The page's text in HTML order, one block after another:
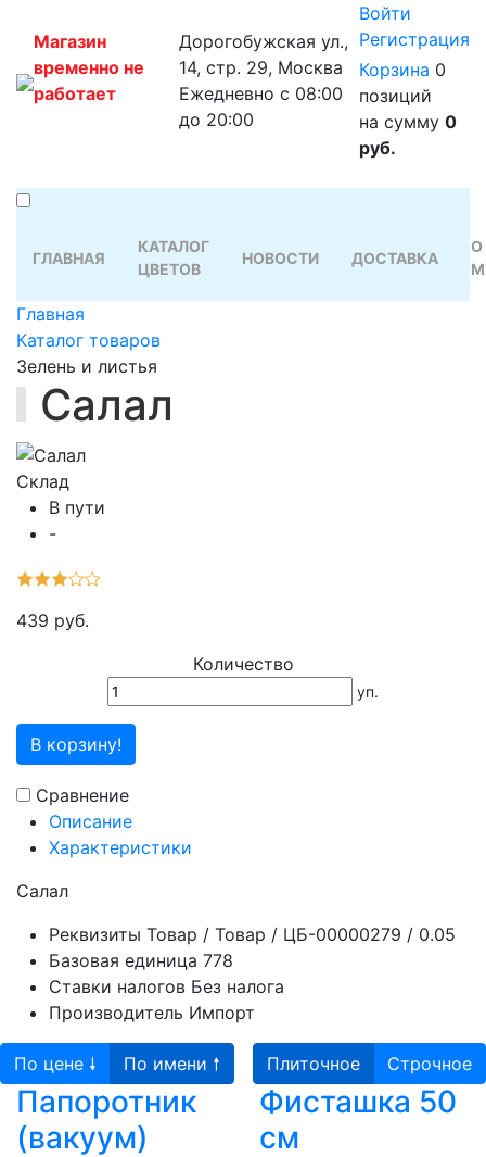
Магазин
временно не
работает
Дорогобужская ул.,
14, стр. 29, Москва
Ежедневно с 08:00
до 20:00
Войти
Регистрация
Корзина 0
позиций
на сумму 0
руб.
ГЛАВНАЯ
КАТАЛОГ
ЦВЕТОВ
НОВОСТИ ДОСТАВКА
О
Главная
Каталог товаров
Зелень и листья
Салал
Склад
В пути
-
439 руб.
Количество
уп.
В корзину!
Сравнение
Описание
Характеристики
Салал
Реквизиты Товар / Товар / ЦБ-00000279 / 0.05
Базовая единица 778
Ставки налогов Без налога
Производитель Импорт
По цене 🠗 По имени 🠕 Плиточное Строчное
Папоротник
(вакуум)
Фисташка 50
см